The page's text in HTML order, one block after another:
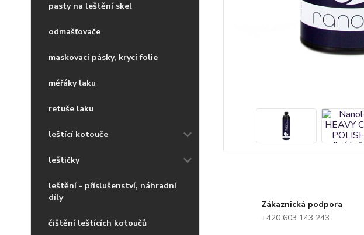
pasty na leštění skel
odmašťovače
maskovací pásky, krycí folie
měřáky laku
retuše laku
leštící kotouče
leštičky
leštění - příslušenství, náhradní
díly
čištění leštících kotoučů
Zákaznická podpora
+420 603 143 243